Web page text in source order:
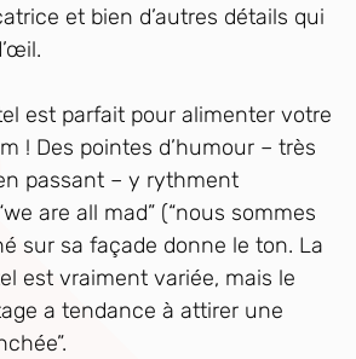
et bien d’autres détails qui
est parfait pour alimenter votre
! Des pointes d’humour – très
passant – y rythment
are all mad” (“nous sommes
sur sa façade donne le ton. La
est vraiment variée, mais le
a tendance à attirer une